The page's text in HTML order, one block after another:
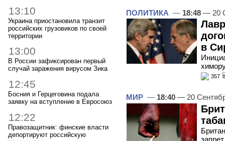
13:10
Украина приостановила транзит
российских грузовиков по своей
территории
13:00
В России зафиксирован первый
случай заражения вирусом Зика
12:45
Босния и Герцеговина подала
заявку на вступление в Евросоюз
12:22
Правозащитник: финские власти
депортируют российскую
ПОЛИТИКА — 18:48 — 20
в
357
МИР — 18:40 — 20